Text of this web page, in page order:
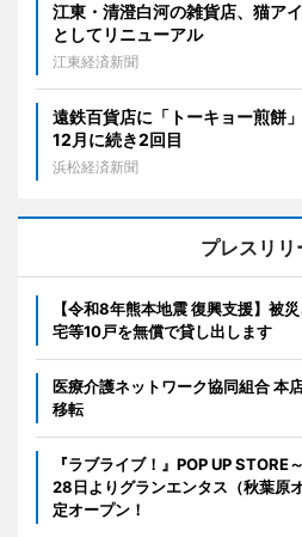
江東・清澄白河の雑貨店、猫ア
としてリニューアル
江東経済新聞
遠鉄百貨店に「トーキョー煎餅
12月に続き2回目
浜松経済新聞
プレスリリ
【令和8年熊本地震 復興支援】被
宅等10戸を無償で貸し出します
医療介護ネットワーク協同組合 本
移転
『ラブライブ！』POP UP
28日よりグランエンタス（秋葉原
定オープン！